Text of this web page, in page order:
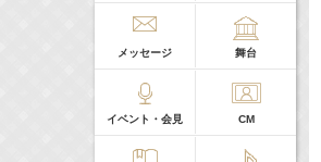
メッセージ 舞台
イベント・会見 CM